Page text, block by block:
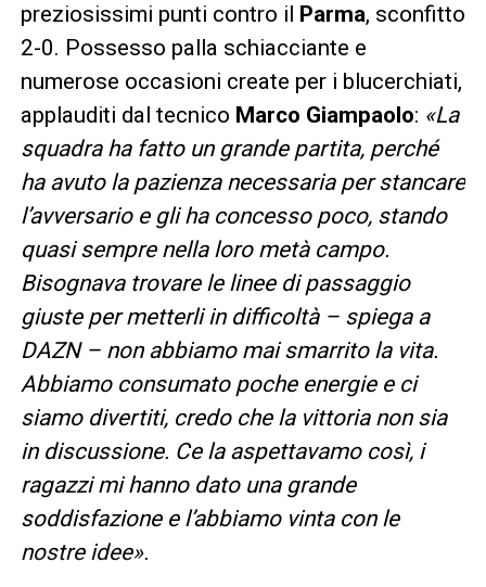
preziosissimi punti contro il Parma, sconfitto
2-0. Possesso palla schiacciante e
numerose occasioni create per i blucerchiati,
applauditi dal tecnico Marco Giampaolo: «La
squadra ha fatto un grande partita, perché
ha avuto la pazienza necessaria per stancare
l’avversario e gli ha concesso poco, stando
quasi sempre nella loro metà campo.
Bisognava trovare le linee di passaggio
giuste per metterli in difficoltà – spiega a
DAZN – non abbiamo mai smarrito la vita.
Abbiamo consumato poche energie e ci
siamo divertiti, credo che la vittoria non sia
in discussione. Ce la aspettavamo così, i
ragazzi mi hanno dato una grande
soddisfazione e l’abbiamo vinta con le
nostre idee».